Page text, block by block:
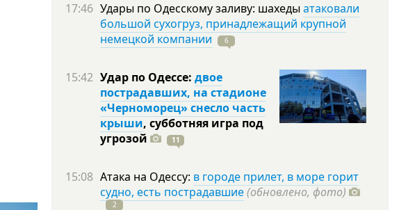
17:46 Удары по Одесскому заливу: шахеды атаковали
большой сухогруз, принадлежащий крупной
немецкой компании
6
15:42 Удар по Одессе: двое
пострадавших, на стадионе
«Черноморец» снесло часть
крыши, субботняя игра под
угрозой
11
15:08 Атака на Одессу: в городе прилет, в море горит
судно, есть пострадавшие(обновлено, фото)
2